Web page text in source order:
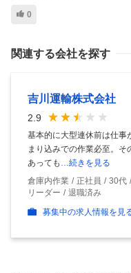
0
関連する会社を探す
吉川運輸株式会社
2.9
基本的に大型連休前は仕事
まり込みでの作業必至。そ
あっても
…続きを見る
倉庫内作業
正社員 30代
リーダー
退職済み
募集中の求人情報を見